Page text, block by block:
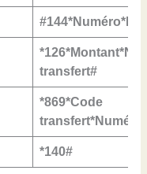
transfert#
*869*Code
*140#